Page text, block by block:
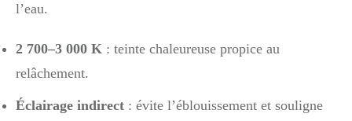
l’eau.
2 700–3 000 K : teinte chaleureuse propice au
relâchement.
Éclairage indirect : évite l’éblouissement et souligne